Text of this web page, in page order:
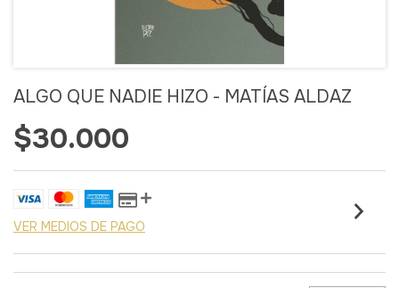
ALGO QUE NADIE HIZO - MATÍAS ALDAZ
$30.000
VER MEDIOS DE PAGO